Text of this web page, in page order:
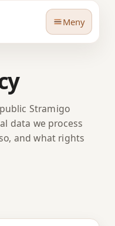
Meny
Stramigo
data we process
and what rights